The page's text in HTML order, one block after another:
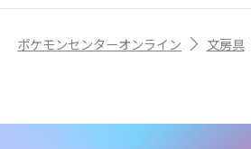
ポケモンセンターオンライン 文房具